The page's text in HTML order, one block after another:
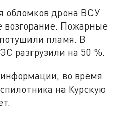
обломков дрона ВСУ
возгорание. Пожарные
пламя. В
разгрузили на 50 %.
во время
на Курскую